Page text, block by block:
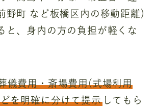
野町 など板橋区内の移動距離)
と、身内の方の負担が軽くな
儀費用・斎場費用(式場利用
を明確に分けて提示してもら